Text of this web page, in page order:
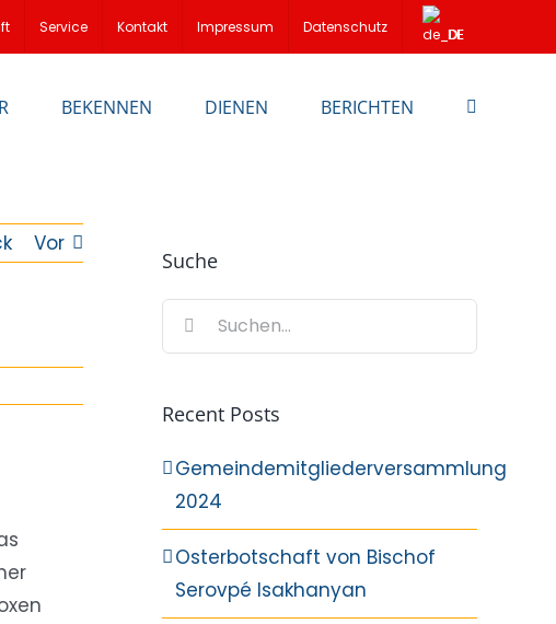
Service Kontakt Impressum Datenschutz DE
BEKENNEN DIENEN BERICHTEN
Vor
Suche
Suche
nach:
Recent Posts
Gemeindemitgliederversammlung
2024
Osterbotschaft von Bischof
Serovpé Isakhanyan